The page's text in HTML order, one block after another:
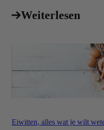
Weiterlesen
Eiwitten, alles wat je wilt